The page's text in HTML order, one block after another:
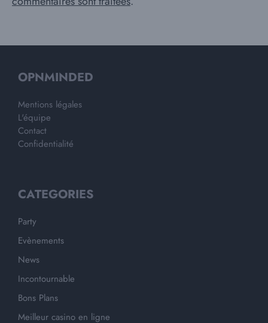
OPNMINDED
Mentions légales
L'équipe
Contact
Confidentialité
CATEGORIES
Party
Evènements
News
Incontournable
Bons Plans
Meilleur casino en ligne